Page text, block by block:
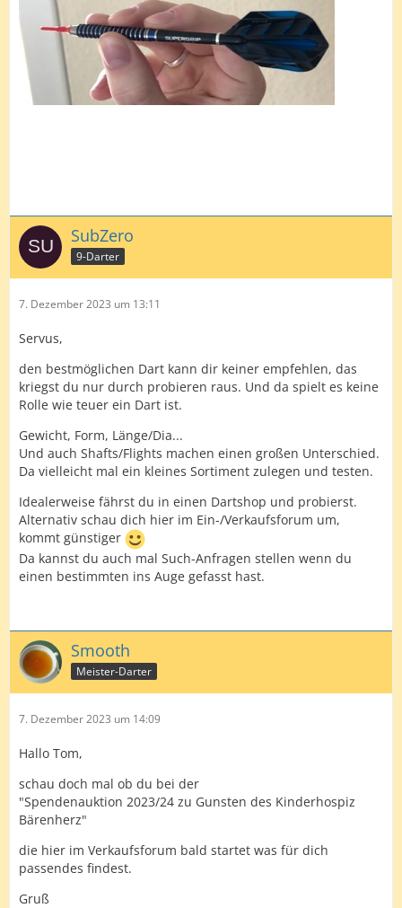
SubZero
9-Darter
7. Dezember 2023 um 13:11
Servus,
den bestmöglichen Dart kann dir keiner empfehlen, das
kriegst du nur durch probieren raus. Und da spielt es keine
Rolle wie teuer ein Dart ist.
Gewicht, Form, Länge/Dia...
Und auch Shafts/Flights machen einen großen Unterschied.
Da vielleicht mal ein kleines Sortiment zulegen und testen.
Idealerweise fährst du in einen Dartshop und probierst.
Alternativ schau dich hier im Ein-/Verkaufsforum um,
kommt günstiger
Da kannst du auch mal Such-Anfragen stellen wenn du
einen bestimmten ins Auge gefasst hast.
Smooth
Meister-Darter
7. Dezember 2023 um 14:09
Hallo Tom,
schau doch mal ob du bei der
"Spendenauktion 2023/24 zu Gunsten des Kinderhospiz
Bärenherz"
die hier im Verkaufsforum bald startet was für dich
passendes findest.
Gruß